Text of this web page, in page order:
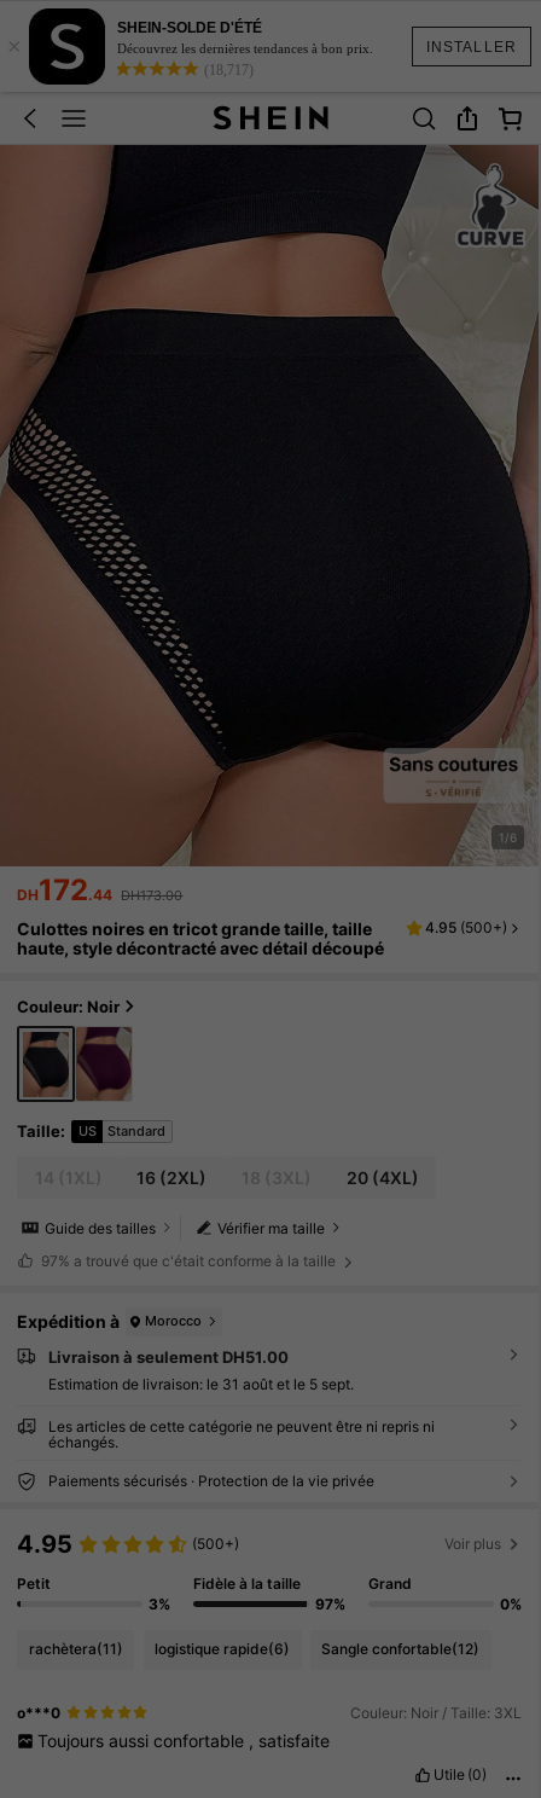
INSTALLER
×
SHEIN-SOLDE D'ÉTÉ
Découvrez les dernières tendances à bon prix.
(18,717)
1/6
DH172.44 DH173.00
Culottes noires en tricot grande taille, taille
haute, style décontracté avec détail découpé
4.95 (500+)
Couleur: Noir
Taille: US Standard
16 (2XL) 20(4XL)
Vérifier ma taille
Guide des tailles
97% a trouvé que c'était conforme à la taille
Expédition à Morocco
Livraison à seulement DH51.00
Estimation de livraison: le 31 août et le 5 sept.
Les articles de cette catégorie ne peuvent être ni repris ni
échangés.
Paiements sécurisés · Protection de la vie privée
4.95 (500+) Voir plus
Petit
3%
Fidèle à la taille
97%
Grand
0%
rachètera(11) logistique rapide(6) Sangle confortable(12)
o***0 Couleur: Noir / Taille: 3XL
Toujours aussi confortable , satisfaite
Utile (0)